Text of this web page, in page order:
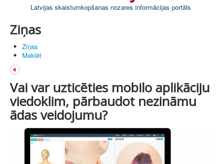
Latvijas skaistumkopšanas nozares informācijas portāls
Ziņas
Ziņas
Meklēt
Vai var uzticēties mobilo aplikāciju
viedoklim, pārbaudot nezināmu
ādas veidojumu?